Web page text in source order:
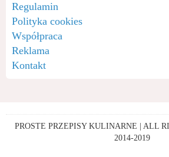
Regulamin
Polityka cookies
Współpraca
Reklama
Kontakt
PROSTE PRZEPISY KULINARNE | ALL
2014-2019